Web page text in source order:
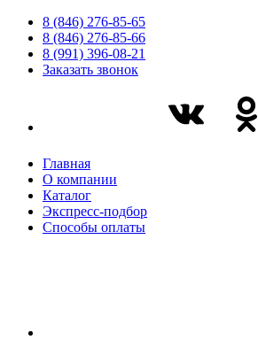
8 (846) 276-85-65
8 (846) 276-85-66
8 (991) 396-08-21
Заказать звонок
Главная
О компании
Каталог
Экспресс-подбор
Способы оплаты